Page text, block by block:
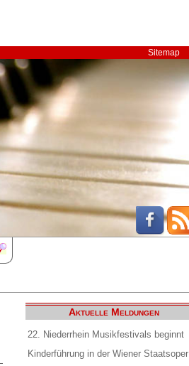
Sitemap
Aktuelle Meldungen
22. Niederrhein Musikfestivals beginnt
Kinderführung in der Wiener Staatsoper